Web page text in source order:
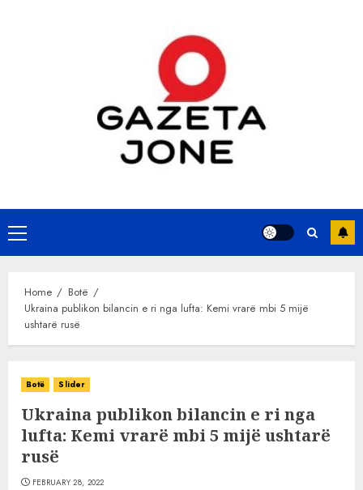
Primary
Menu
Home
Botë
Ukraina publikon bilancin e ri nga lufta: Kemi vrarë mbi 5 mijë
ushtarë rusë
Botë Slider
Ukraina publikon bilancin e ri nga
lufta: Kemi vrarë mbi 5 mijë ushtarë
rusë
FEBRUARY 28, 2022